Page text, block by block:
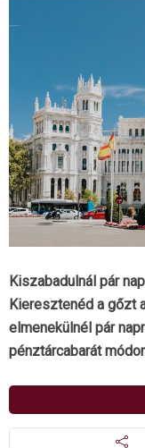
Kiszabadulnál pár
Kieresztenéd a gőzt
elmenekülnél pár
pénztárcabarát